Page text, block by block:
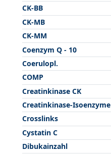
CK-BB
CK-MB
CK-MM
Coenzym Q - 10
Coerulopl.
COMP
Creatinkinase CK
Creatinkinase-Isoenzyme
Crosslinks
Cystatin C
Dibukainzahl